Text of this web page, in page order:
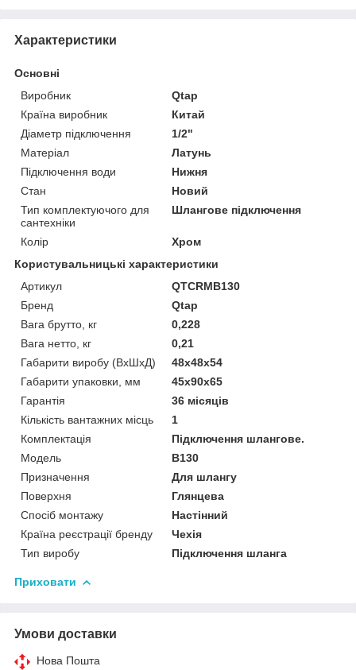
Характеристики
Основні
Виробник
Qtap
Країна виробник
Китай
Діаметр підключення
1/2"
Матеріал
Латунь
Підключення води
Нижня
Стан
Новий
Тип комплектуючого для
сантехніки
Шлангове підключення
Колір
Хром
Користувальницькі характеристики
Артикул
QTCRMB130
Бренд
Qtap
Вага брутто, кг
0,228
Вага нетто, кг
0,21
Габарити виробу (ВхШхД)
48х48х54
Габарити упаковки, мм
45х90х65
Гарантія
36 місяців
Кількість вантажних місць
1
Комплектація
Підключення шлангове.
Модель
B130
Призначення
Для шлангу
Поверхня
Глянцева
Спосіб монтажу
Настінний
Країна реєстрації бренду
Чехія
Тип виробу
Підключення шланга
Приховати
Умови доставки
Нова Пошта